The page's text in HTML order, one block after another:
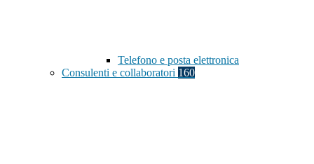
Telefono e posta elettronica
Consulenti e collaboratori 160